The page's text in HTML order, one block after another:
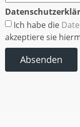
Ich habe die
akzeptiere sie
Absenden